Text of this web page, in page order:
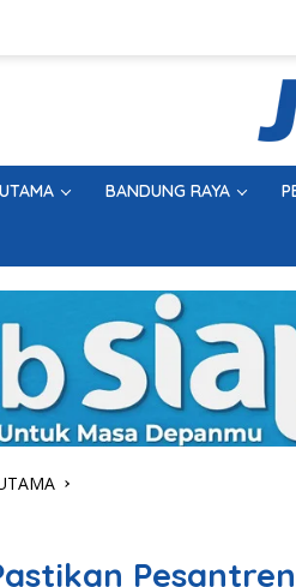
BANDUNG RAYA